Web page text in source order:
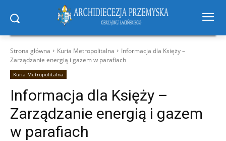
Strona główna Kuria Metropolitalna
Informacja dla Księży –
Zarządzanie energią i gazem w parafiach
Kuria Metropolitalna
Informacja dla Księży –
Zarządzanie energią i gazem
w parafiach